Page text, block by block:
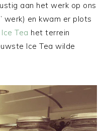
aan het werk op ons
werk) en kwam er plots
Tea het terrein
Ice Tea wilde